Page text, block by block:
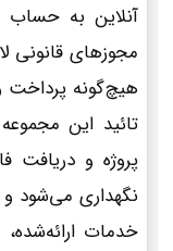
آنلاین به حساب
مجوزهای قانونی
هیچ‌گونه
تائید این
پروژه و دریافت
نگهداری می‌شود
خدمات